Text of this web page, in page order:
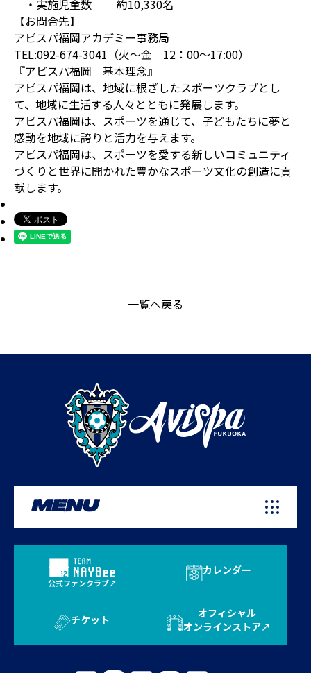
・実施児童数 約10,330名
【お問合先】
アビスパ福岡アカデミー事務局
TEL:092-674-3041（火～金 12：00～17:00）
『アビスパ福岡 基本理念』
アビスパ福岡は、地域に根ざしたスポーツクラブとし
て、地域に生活する人々とともに発展します。
アビスパ福岡は、スポーツを通じて、子どもたちに夢と
感動を地域に誇りと活力を与えます。
アビスパ福岡は、スポーツを愛する新しいコミュニティ
づくりと世界に開かれた豊かなスポーツ文化の創造に貢
献します。
一覧へ戻る
MENU
公式ファンクラブ
カレンダー
チケット
オフィシャル
オンラインストア